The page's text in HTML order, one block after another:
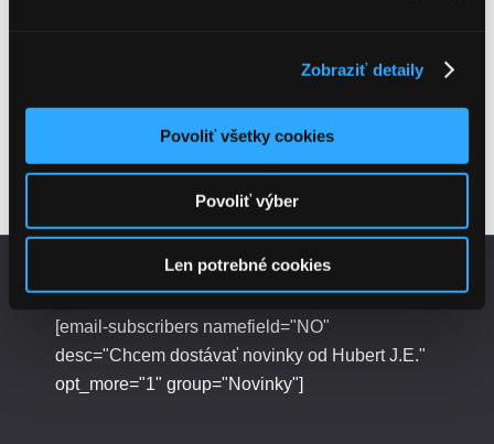
Zobraziť detaily
Povoliť všetky cookies
Povoliť výber
Len potrebné cookies
Ozdobíme stromčekom mäty a paličkou škorice a
podávame.
[email-subscribers namefield="NO"
desc="Chcem dostávať novinky od Hubert J.E."
opt_more="1" group="Novinky"]